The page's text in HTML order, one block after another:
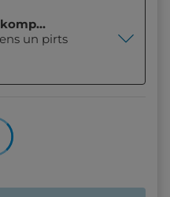
Atpūta Ūdens un pirts kompleksā
un pirts kompleksa un